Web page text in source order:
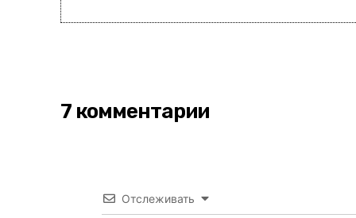
7 комментарии
Отслеживать